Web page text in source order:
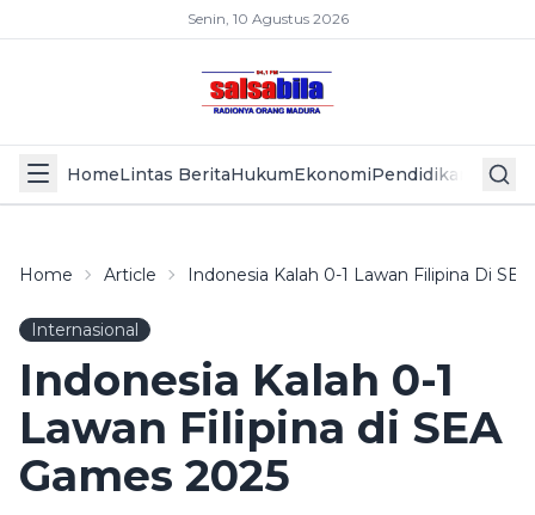
Senin, 10 Agustus 2026
HomeLintas BeritaHukumEkonomiPendidikan Politik
Home Article Indonesia Kalah 0-1 Lawan Filipina Di
Internasional
Indonesia Kalah 0-1
Lawan Filipina di SEA
Games 2025